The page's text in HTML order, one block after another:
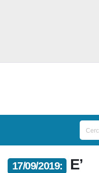
17/09/2019:
E’